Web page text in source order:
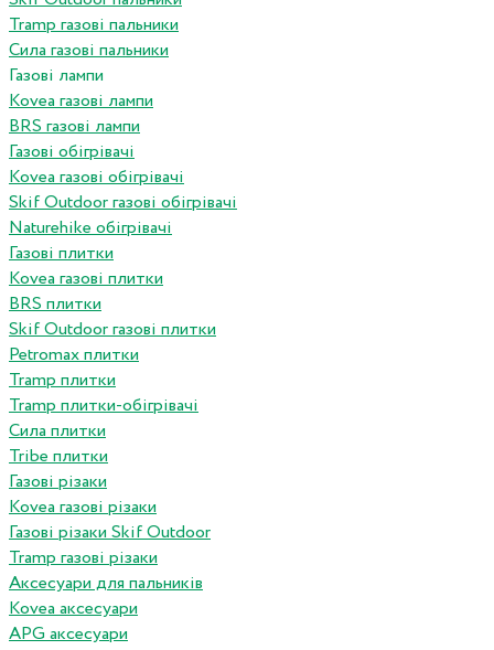
Tramp газові пальники
Сила газові пальники
Газові лампи
Kovea газові лампи
BRS газові лампи
Газові обігрівачі
Kovea газові обігрівачі
Skif Outdoor газові обігрівачі
Naturehike обігрівачі
Газові плитки
Kovea газові плитки
BRS плитки
Skif Outdoor газові плитки
Petromax плитки
Tramp плитки
Tramp плитки-обігрівачі
Сила плитки
Tribe плитки
Газові різаки
Kovea газові різаки
Газові різаки Skif Outdoor
Tramp газові різаки
Аксесуари для пальників
Kovea аксесуари
APG аксесуари